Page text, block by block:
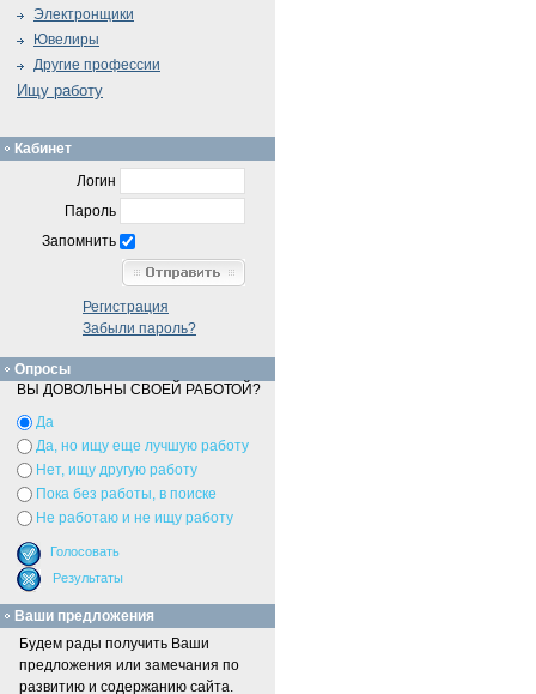
Электронщики
Ювелиры
Другие профессии
Ищу работу
Кабинет
Логин
Пароль
Запомнить
Регистрация
Забыли пароль?
Опросы
ВЫ ДОВОЛЬНЫ СВОЕЙ РАБОТОЙ?
Да
Да, но ищу еще лучшую работу
Нет, ищу другую работу
Пока без работы, в поиске
Не работаю и не ищу работу
Ваши предложения
Будем рады получить Ваши
предложения или замечания по
развитию и содержанию сайта.